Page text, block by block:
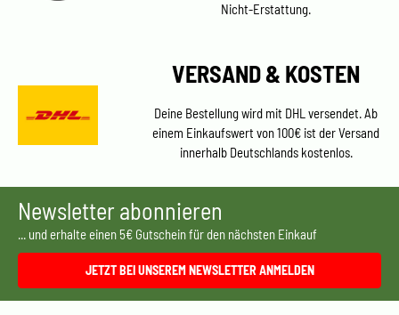
Nicht-Erstattung.
VERSAND & KOSTEN
Deine Bestellung wird mit DHL versendet. Ab
einem Einkaufswert von 100€ ist der Versand
innerhalb Deutschlands kostenlos.
Newsletter abonnieren
... und erhalte einen 5€ Gutschein für den nächsten Einkauf
JETZT BEI UNSEREM NEWSLETTER ANMELDEN